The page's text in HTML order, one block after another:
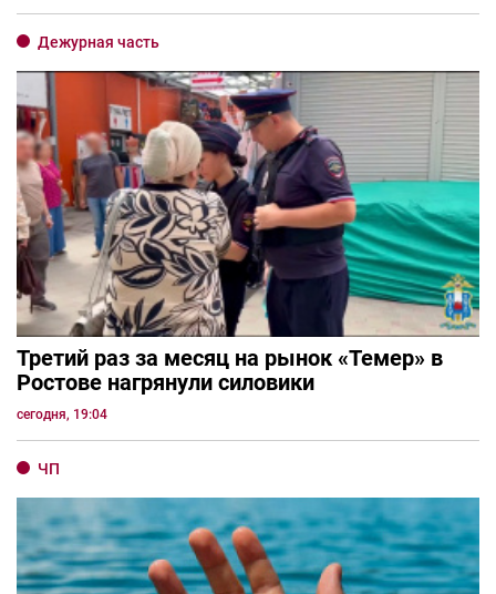
Дежурная часть
Третий раз за месяц на рынок «Темер» в
Ростове нагрянули силовики
сегодня, 19:04
ЧП